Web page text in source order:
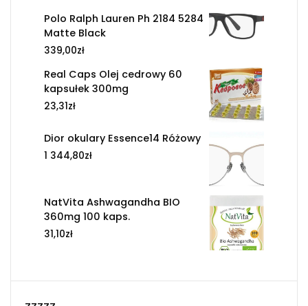
Polo Ralph Lauren Ph 2184 5284
Matte Black
339,00zł
Real Caps Olej cedrowy 60
kapsułek 300mg
23,31zł
Dior okulary Essence14 Różowy
1 344,80zł
NatVita Ashwagandha BIO
360mg 100 kaps.
31,10zł